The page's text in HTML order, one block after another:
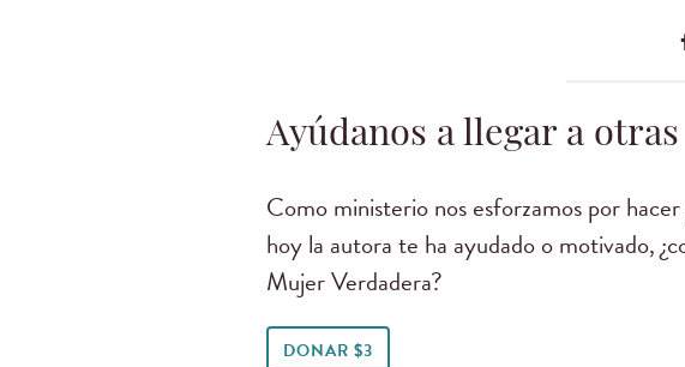
Ayúdanos a llegar a otras
Como ministerio nos esforzamos por
hoy la autora te ha ayudado o motivado,
Mujer Verdadera?
DONAR $3